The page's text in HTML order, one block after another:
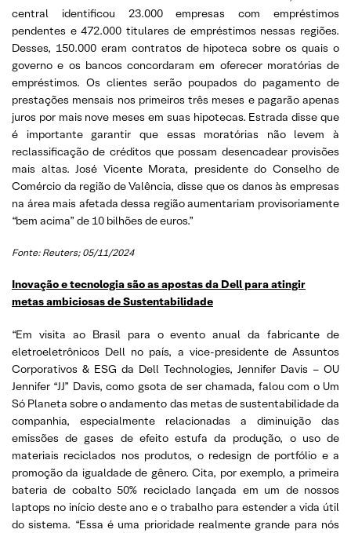
central identificou 23.000 empresas com empréstimos
pendentes e 472.000 titulares de empréstimos nessas regiões.
Desses, 150.000 eram contratos de hipoteca sobre os quais o
governo e os bancos concordaram em oferecer moratórias de
empréstimos. Os clientes serão poupados do pagamento de
prestações mensais nos primeiros três meses e pagarão apenas
juros por mais nove meses em suas hipotecas. Estrada disse que
é importante garantir que essas moratórias não levem à
reclassificação de créditos que possam desencadear provisões
mais altas. José Vicente Morata, presidente do Conselho de
Comércio da região de Valência, disse que os danos às empresas
na área mais afetada dessa região aumentariam provisoriamente
“bem acima” de 10 bilhões de euros.”
Fonte: Reuters; 05/11/2024
Inovação e tecnologia são as apostas da Dell para atingir
metas ambiciosas de Sustentabilidade
“Em visita ao Brasil para o evento anual da fabricante de
eletroeletrônicos Dell no país, a vice-presidente de Assuntos
Corporativos & ESG da Dell Technologies, Jennifer Davis – OU
Jennifer “JJ” Davis, como gsota de ser chamada, falou com o Um
Só Planeta sobre o andamento das metas de sustentabilidade da
companhia, especialmente relacionadas a diminuição das
emissões de gases de efeito estufa da produção, o uso de
materiais reciclados nos produtos, o redesign de portfólio e a
promoção da igualdade de gênero. Cita, por exemplo, a primeira
bateria de cobalto 50% reciclado lançada em um de nossos
laptops no início deste ano e o trabalho para estender a vida útil
do sistema. “Essa é uma prioridade realmente grande para nós